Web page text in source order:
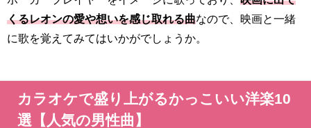
くるレオンの愛や想いを感じ取れる曲なので、映画と一緒
に歌を覚えてみてはいかがでしょうか。
カラオケで盛り上がるかっこいい洋楽10
選【人気の男性曲】